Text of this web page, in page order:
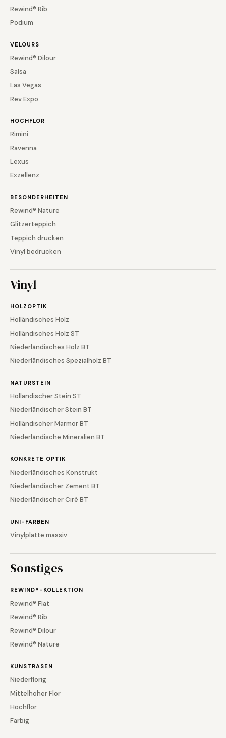
Rewind® Rib
Podium
VELOURS
Rewind® Dilour
Salsa
Las Vegas
Rev Expo
HOCHFLOR
Rimini
Ravenna
Lexus
Exzellenz
BESONDERHEITEN
Rewind® Nature
Glitzerteppich
Teppich drucken
Vinyl bedrucken
Vinyl
HOLZOPTIK
Holländisches Holz
Holländisches Holz ST
Niederländisches Holz BT
Niederländisches Spezialholz BT
NATURSTEIN
Holländischer Stein ST
Niederländischer Stein BT
Holländischer Marmor BT
Niederländische Mineralien BT
KONKRETE OPTIK
Niederländisches Konstrukt
Niederländischer Zement BT
Niederländischer Ciré BT
UNI-FARBEN
Vinylplatte massiv
Sonstiges
REWIND®-KOLLEKTION
Rewind® Flat
Rewind® Rib
Rewind® Dilour
Rewind® Nature
KUNSTRASEN
Niederflorig
Mittelhoher Flor
Hochflor
Farbig